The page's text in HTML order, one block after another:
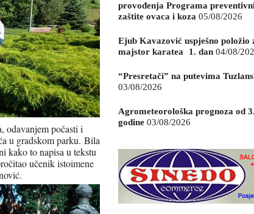
odavanjem počasti i
u gradskom parku. Bila
kako to napisa u tekstu
učenik istoimene
provođenja Programa
zaštite ovaca i koza 05/08/2026
Ejub Kavazović uspješno položio
majstor karatea 1. dan 04/08/
“Presretači” na putevima
03/08/2026
Agrometeorološka prognoza od
godine 03/08/2026